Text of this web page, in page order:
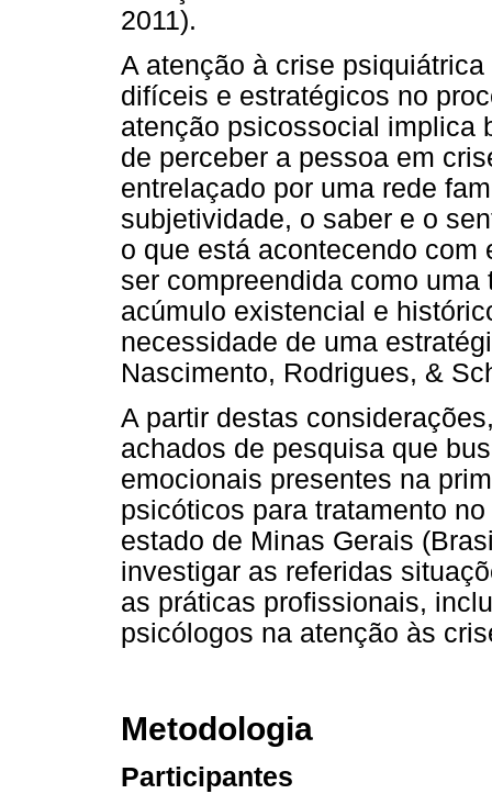
2011).
A atenção à crise
difíceis e estratégicos no
atenção psicossocial implica
de perceber a pessoa em
entrelaçado por uma rede
subjetividade, o saber e o
o que está acontecendo
ser compreendida como
acúmulo existencial e
necessidade de uma
Nascimento, Rodrigues, &
A partir destas
achados de pesquisa que
emocionais presentes na
psicóticos para tratamento
estado de Minas Gerais
investigar as referidas
as práticas profissionais,
psicólogos na atenção às
Metodologia
Participantes